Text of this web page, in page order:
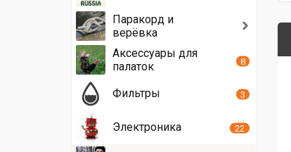
Паракорд и
верёвка
Аксессуары для
палаток
8
Фильтры 3
Электроника 22